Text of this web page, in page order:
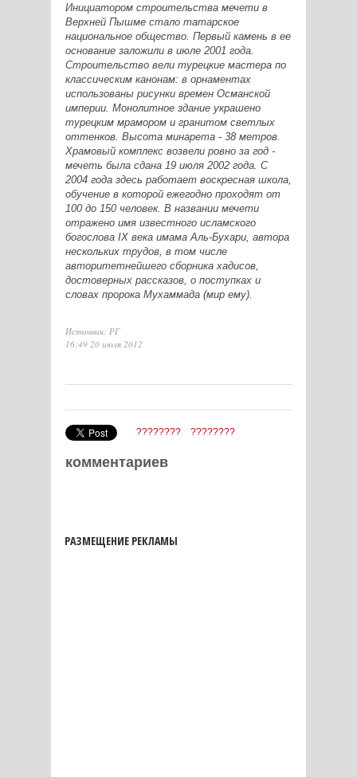
Инициатором строительства мечети в
Верхней Пышме стало татарское
национальное общество. Первый камень в ее
основание заложили в июле 2001 года.
Строительство вели турецкие мастера по
классическим канонам: в орнаментах
использованы рисунки времен Османской
империи. Монолитное здание украшено
турецким мрамором и гранитом светлых
оттенков. Высота минарета - 38 метров.
Храмовый комплекс возвели ровно за год -
мечеть была сдана 19 июля 2002 года. С
2004 года здесь работает воскресная школа,
обучение в которой ежегодно проходят от
100 до 150 человек. В названии мечети
отражено имя известного исламского
богослова IX века имама Аль-Бухари, автора
нескольких трудов, в том числе
авторитетнейшего сборника хадисов,
достоверных рассказов, о поступках и
словах пророка Мухаммада (мир ему).
Источник: РГ
16:49 20 июля 2012
???????? ????????
комментариев
РАЗМЕЩЕНИЕ РЕКЛАМЫ